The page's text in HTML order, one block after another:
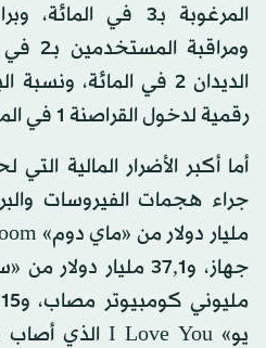
المرغوبة بـ3 في
الديدان 2 في المائة،
رقمية لدخول القراصنة 1 في المائة فقط.
أما أكبر الأضرار المالية التي